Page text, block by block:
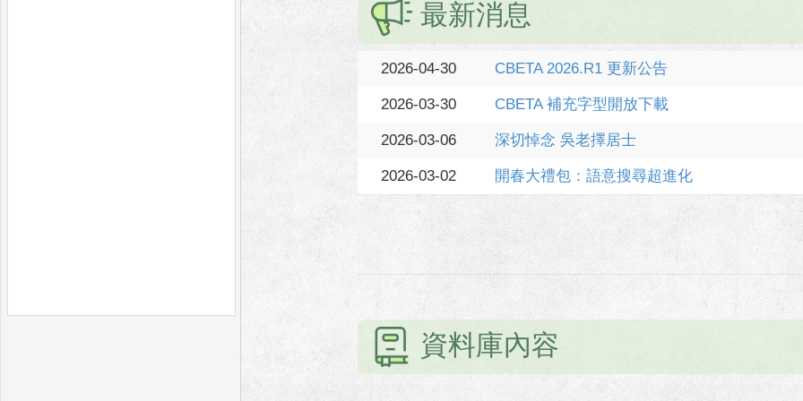
最新消息
2026-04-30 CBETA 2026.R1 更新公告
2026-03-30 CBETA 補充字型開放下載
2026-03-06 深切悼念 吳老擇居士
2026-03-02 開春大禮包：語意搜尋超進化
資料庫內容